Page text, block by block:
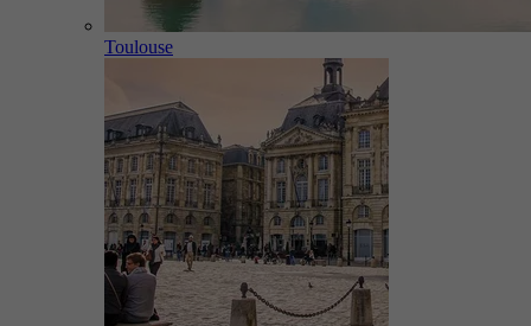
Toulouse